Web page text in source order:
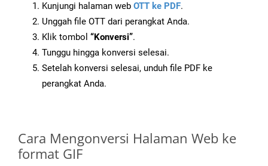
Kunjungi halaman web OTT ke PDF.
Unggah file OTT dari perangkat Anda.
Klik tombol “Konversi”.
Tunggu hingga konversi selesai.
Setelah konversi selesai, unduh file PDF ke
perangkat Anda.
Cara Mengonversi Halaman Web ke
format GIF